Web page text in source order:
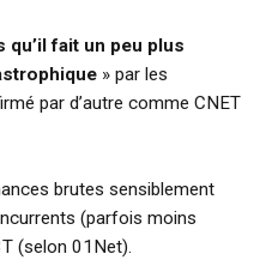
fait un peu plus
» par les
par d’autre comme CNET
brutes sensiblement
(parfois moins
(selon 01Net).